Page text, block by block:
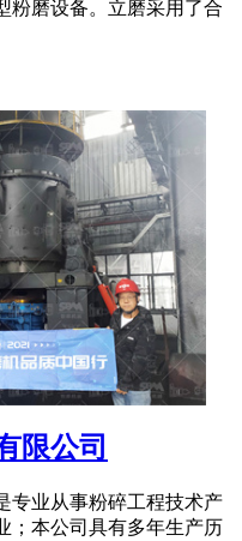
粉磨设备。立磨采用了合
限公司
专业从事粉碎工程技术产
；本公司具有多年生产历